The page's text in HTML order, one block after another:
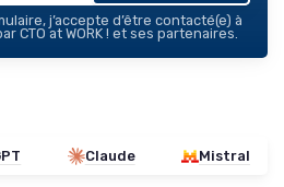
j’accepte d’être contacté(e) à
CTO at WORK ! et ses partenaires.
Claude Mistral